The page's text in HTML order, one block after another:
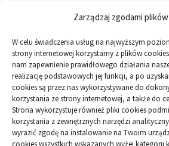
Zarządzaj zgodami
W celu świadczenia usług na najwyższym
strony internetowej korzystamy z plików
nam zapewnienie prawidłowego działania
realizację podstawowych jej funkcji, a po
cookies są przez nas wykorzystywane do
korzystania ze strony internetowej, a także do
Strona wykorzystuje również pliki cookies
korzystania z zewnętrznych narzędzi
wyrazić zgodę na instalowanie na Twoim
cookies wszystkich wskazanych wyżej kategorii
ARTYKUŁ SPONSOROWANY
Budowa
Dom
Ogród
Przemysł